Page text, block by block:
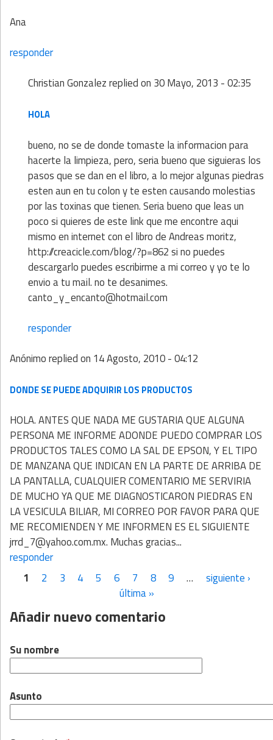
Ana
responder
Christian Gonzalezreplied on 30 Mayo, 2013 - 02:35
HOLA
bueno, no se de donde tomaste la informacion para
hacerte la limpieza, pero, seria bueno que siguieras los
pasos que se dan en el libro, a lo mejor algunas piedras
esten aun en tu colon y te esten causando molestias
por las toxinas que tienen. Seria bueno que leas un
poco si quieres de este link que me encontre aqui
mismo en internet con el libro de Andreas moritz,
http://creacicle.com/blog/?p=862 si no puedes
descargarlo puedes escribirme a mi correo y yo te lo
envio a tu mail. no te desanimes.
canto_y_encanto@hotmail.com
responder
Anónimoreplied on 14 Agosto, 2010 - 04:12
DONDE SE PUEDE ADQUIRIR LOS PRODUCTOS
HOLA. ANTES QUE NADA ME GUSTARIA QUE ALGUNA
PERSONA ME INFORME ADONDE PUEDO COMPRAR LOS
PRODUCTOS TALES COMO LA SAL DE EPSON, Y EL TIPO
DE MANZANA QUE INDICAN EN LA PARTE DE ARRIBA DE
LA PANTALLA, CUALQUIER COMENTARIO ME SERVIRIA
DE MUCHO YA QUE ME DIAGNOSTICARON PIEDRAS EN
LA VESICULA BILIAR, MI CORREO POR FAVOR PARA QUE
ME RECOMIENDEN Y ME INFORMEN ES EL SIGUIENTE
jrrd_7@yahoo.com.mx. Muchas gracias...
responder
Páginas
1 2 3 4 5 6 7 8 9 …
siguiente ›
última »
Añadir nuevo comentario
Su nombre
Asunto